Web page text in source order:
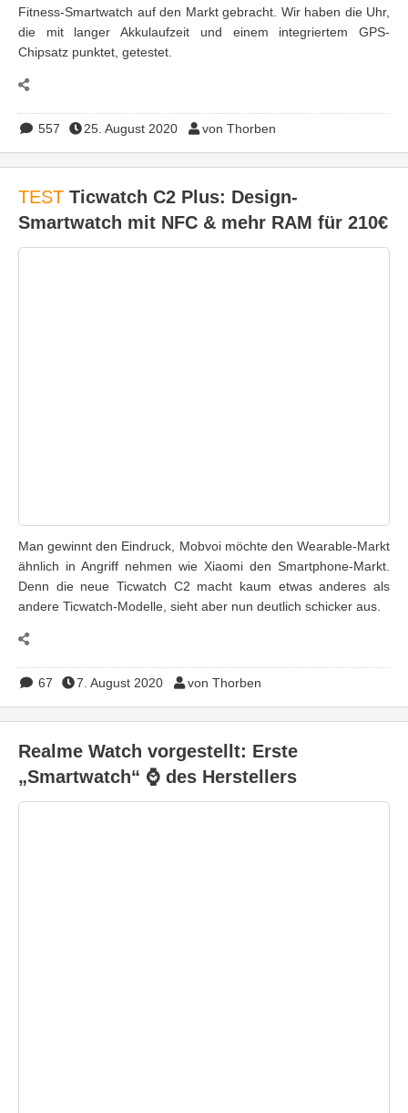
Fitness-Smartwatch auf den Markt gebracht. Wir haben die Uhr,
die mit langer Akkulaufzeit und einem integriertem GPS-
Chipsatz punktet, getestet.
557 25. August 2020 von Thorben
TEST Ticwatch C2 Plus: Design-
Smartwatch mit NFC & mehr RAM für 210€
Man gewinnt den Eindruck, Mobvoi möchte den Wearable-Markt
ähnlich in Angriff nehmen wie Xiaomi den Smartphone-Markt.
Denn die neue Ticwatch C2 macht kaum etwas anderes als
andere Ticwatch-Modelle, sieht aber nun deutlich schicker aus.
67 7. August 2020 von Thorben
Realme Watch vorgestellt: Erste
„Smartwatch“ ⌚ des Herstellers